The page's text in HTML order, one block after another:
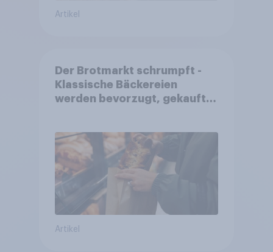
Artikel
Der Brotmarkt schrumpft -
Klassische Bäckereien
werden bevorzugt, gekauft
Artikel